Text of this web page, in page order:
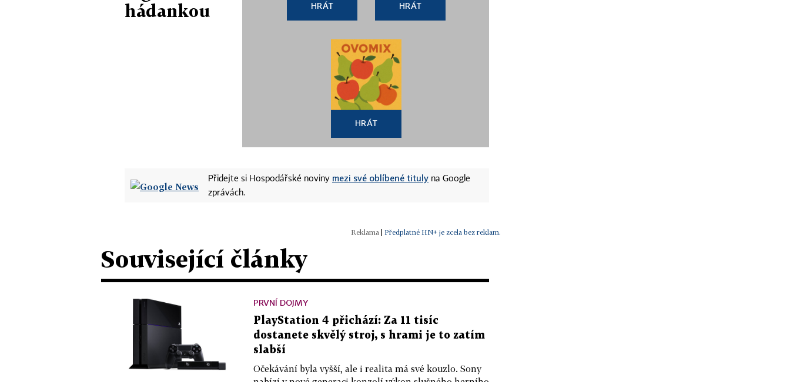
hádankou
HRÁT HRÁT
HRÁT
Přidejte si Hospodářské noviny mezi své oblíbené tituly na Google
zprávách.
| Předplatné HN+ je zcela bez reklam.
Související články
PRVNÍ DOJMY
PlayStation 4 přichází: Za 11 tisíc
dostanete skvělý stroj, s hrami je to zatím
slabší
Očekávání byla vyšší, ale i realita má své kouzlo. Sony